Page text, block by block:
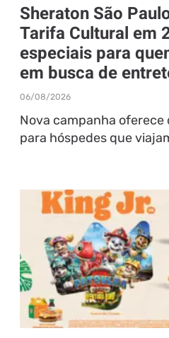
Sheraton São
Tarifa Cultural em
especiais para
em busca de
06/08/2026
Nova campanha
para hóspedes que